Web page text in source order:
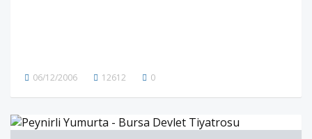
06/12/2006 12612 0